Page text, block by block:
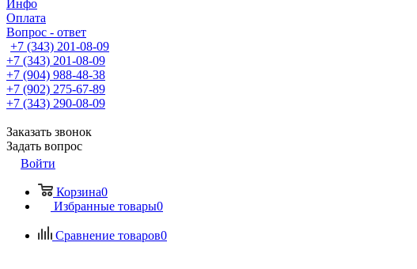
Инфо
Оплата
Вопрос - ответ
+7 (343) 201-08-09
+7 (343) 201-08-09
+7 (904) 988-48-38
+7 (902) 275-67-89
+7 (343) 290-08-09
Заказать звонок
Задать вопрос
Войти
Корзина0
Избранные товары0
Сравнение товаров0